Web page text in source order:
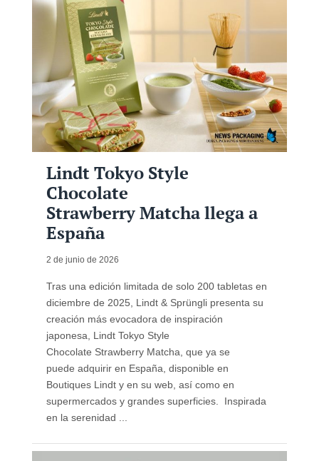
Lindt Tokyo Style
Chocolate
Strawberry Matcha llega a
España
2 de junio de 2026
Tras una edición limitada de solo 200 tabletas en
diciembre de 2025, Lindt & Sprüngli presenta su
creación más evocadora de inspiración
japonesa, Lindt Tokyo Style
Chocolate Strawberry Matcha, que ya se
puede adquirir en España, disponible en
Boutiques Lindt y en su web, así como en
supermercados y grandes superficies. Inspirada
en la serenidad ...